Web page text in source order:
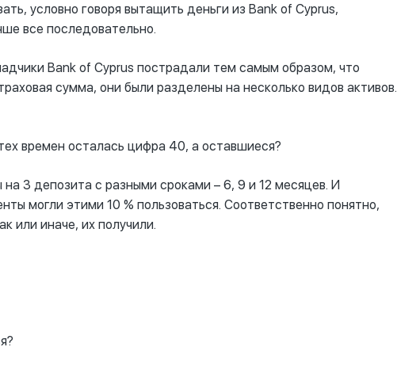
условно говоря вытащить деньги из Bank of Cyprus,
все последовательно.
Bank of Cyprus пострадали тем самым образом, что
сумма, они были разделены на несколько видов активов.
времен осталась цифра 40, а оставшиеся?
3 депозита с разными сроками – 6, 9 и 12 месяцев. И
могли этими 10 % пользоваться. Соответственно понятно,
или иначе, их получили.